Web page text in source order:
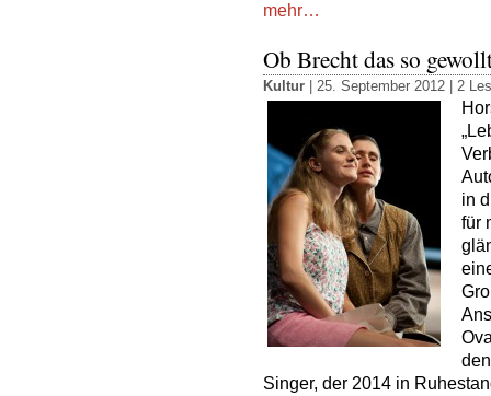
mehr…
Ob Brecht das so
Kultur | 25. September 2012 | 2
in
für
Singer, der 2014 in